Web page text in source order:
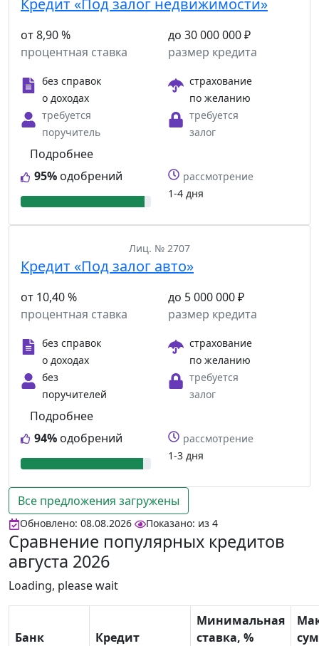
Кредит «Под залог недвижимости»
от 8,90 %
процентная ставка
до 30 000 000 ₽
размер кредита
без справок
о доходах
страхование
по желанию
требуется
поручитель
требуется
залог
95% одобрений
Подробнее
рассмотрение
1-4 дня
Лиц. № 2707
Кредит «Под залог авто»
от 10,40 %
процентная ставка
до 5 000 000 ₽
размер кредита
без справок
о доходах
страхование
по желанию
без
поручителей
требуется
залог
94% одобрений
Подробнее
рассмотрение
1-3 дня
Все предложения загружены
Обновлено: 08.08.2026 Показано: из 4
Сравнение популярных кредитов
августа 2026
Loading, please wait
Банк Кредит
Минимальная
ставка, %